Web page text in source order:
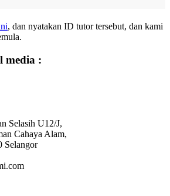
, dan nyatakan ID tutor tersebut, dan kami
media :
Selasih U12/J,
Cahaya Alam,
Selangor